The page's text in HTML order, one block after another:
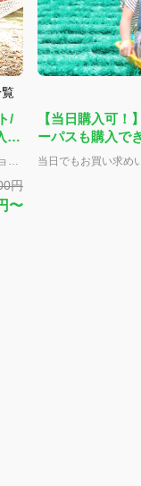
/
可
円
〜
【当日購入可！
ーパスも購入で